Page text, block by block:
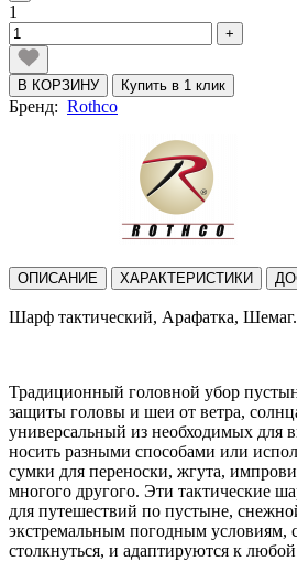
1
+
В КОРЗИНУ Купить в 1 клик
Бренд: Rothco
ОПИСАНИЕ ХАРАКТЕРИСТИКИ
Шарф тактический, Арафатка, Шемаг.
Традиционный головной убор
защиты головы и шеи от ветра,
универсальный из необходимых для
носить разными способами или
сумки для переноски, жгута,
многого другого. Эти тактические
для путешествий по пустыне,
экстремальным погодным условиям,
столкнуться, и адаптируются к